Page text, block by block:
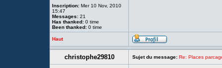
Inscription: Mer 10 Nov, 2010
15:47
Messages: 21
Has thanked: 0 time
Been thanked: 0 time
Haut
christophe29810 Sujet du message: Re: Places